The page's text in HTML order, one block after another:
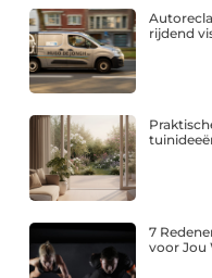
rijdend
7
voor Jou